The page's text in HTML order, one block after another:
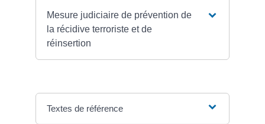
Mesure judiciaire de prévention de
la récidive terroriste et de
réinsertion
Textes de référence